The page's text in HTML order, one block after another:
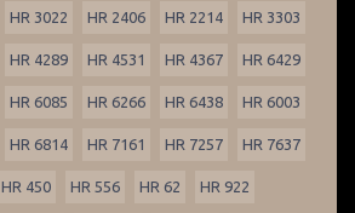
HR 3022 HR 2406 HR 2214 HR 3303
HR 4289 HR 4531 HR 4367 HR 6429
HR 6085 HR 6266 HR 6438 HR 6003
HR 6814 HR 7161 HR 7257 HR 7637
HR 450 HR 556 HR 62 HR 922